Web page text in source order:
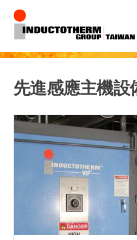
主
先進感應主機設